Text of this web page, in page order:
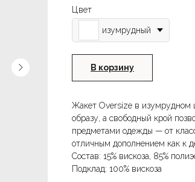
Цвет
изумрудный
В корзину
Жакет Oversize в изумрудном
образу, а свободный крой
предметами одежды — от
отличным дополнением как к
Состав: 15% вискоза, 85%
Подклад: 100% вискоза